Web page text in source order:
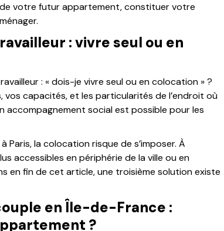
votre futur appartement, constituer votre
: vivre seul ou en
: « dois-je vivre seul ou en colocation » ?
vos capacités, et les particularités de l’endroit où
accompagnement social est possible pour les
Paris, la colocation risque de s’imposer. À
accessibles en périphérie de la ville ou en
en fin de cet article, une troisième solution existe
en Île-de-France :
?